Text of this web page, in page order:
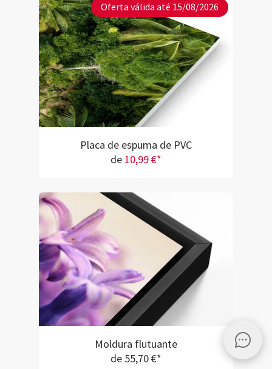
Oferta válida até 15/08/2026
Placa de espuma de PVC
de 10,99 €*
Moldura flutuante
de 55,70 €*